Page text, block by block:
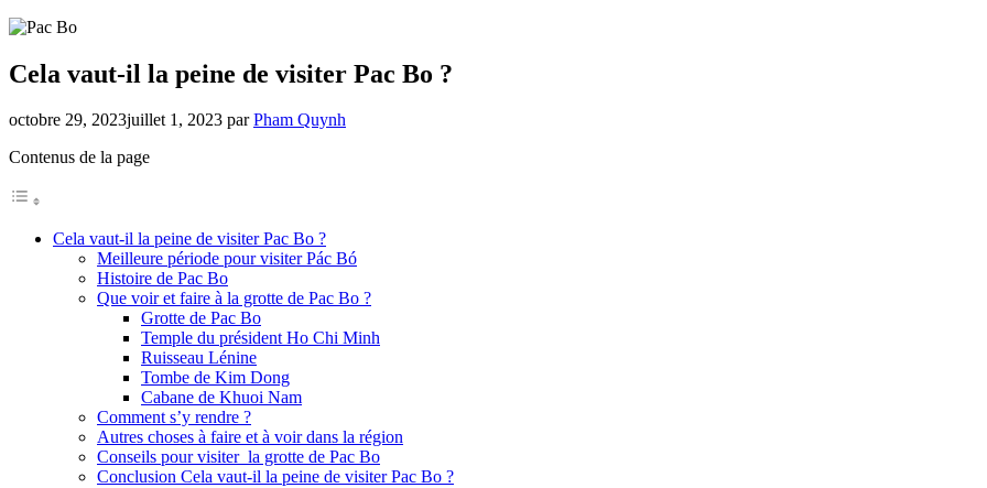
Cela vaut-il la peine de visiter Pac Bo ?
octobre 29, 2023juillet 1, 2023 parPham Quynh
Contenus de la page
Cela vaut-il la peine de visiter Pac Bo ?
Meilleure période pour visiter Pác Bó
Histoire de Pac Bo
Que voir et faire à la grotte de Pac Bo ?
Grotte de Pac Bo
Temple du président Ho Chi Minh
Ruisseau Lénine
Tombe de Kim Dong
Cabane de Khuoi Nam
Comment s’y rendre ?
Autres choses à faire et à voir dans la région
Conseils pour visiter la grotte de Pac Bo
Conclusion Cela vaut-il la peine de visiter Pac Bo ?